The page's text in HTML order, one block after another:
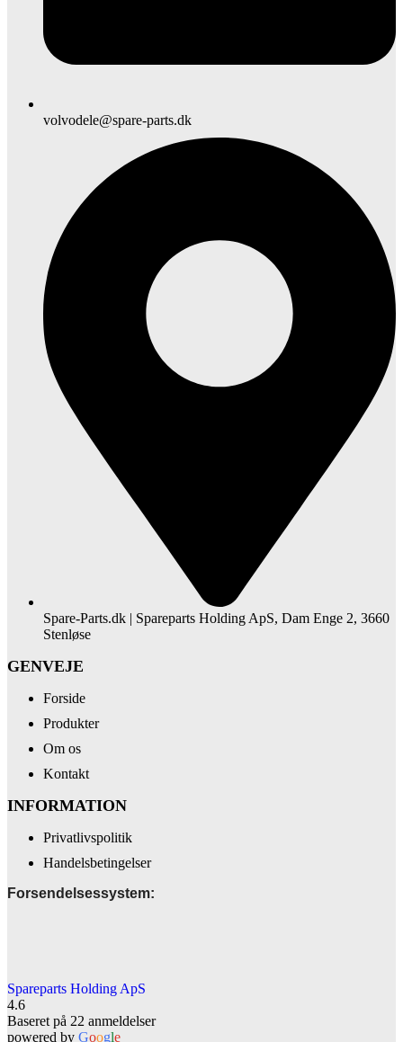
volvodele@spare-parts.dk
Spare-Parts.dk | Spareparts Holding ApS, Dam Enge 2, 3660
Stenløse
GENVEJE
Forside
Produkter
Om os
Kontakt
INFORMATION
Privatlivspolitik
Handelsbetingelser
Forsendelsessystem:
Spareparts Holding ApS
4.6
Baseret på 22 anmeldelser
powered by Google